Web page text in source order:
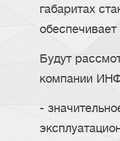
габаритах
Будут
компании
-